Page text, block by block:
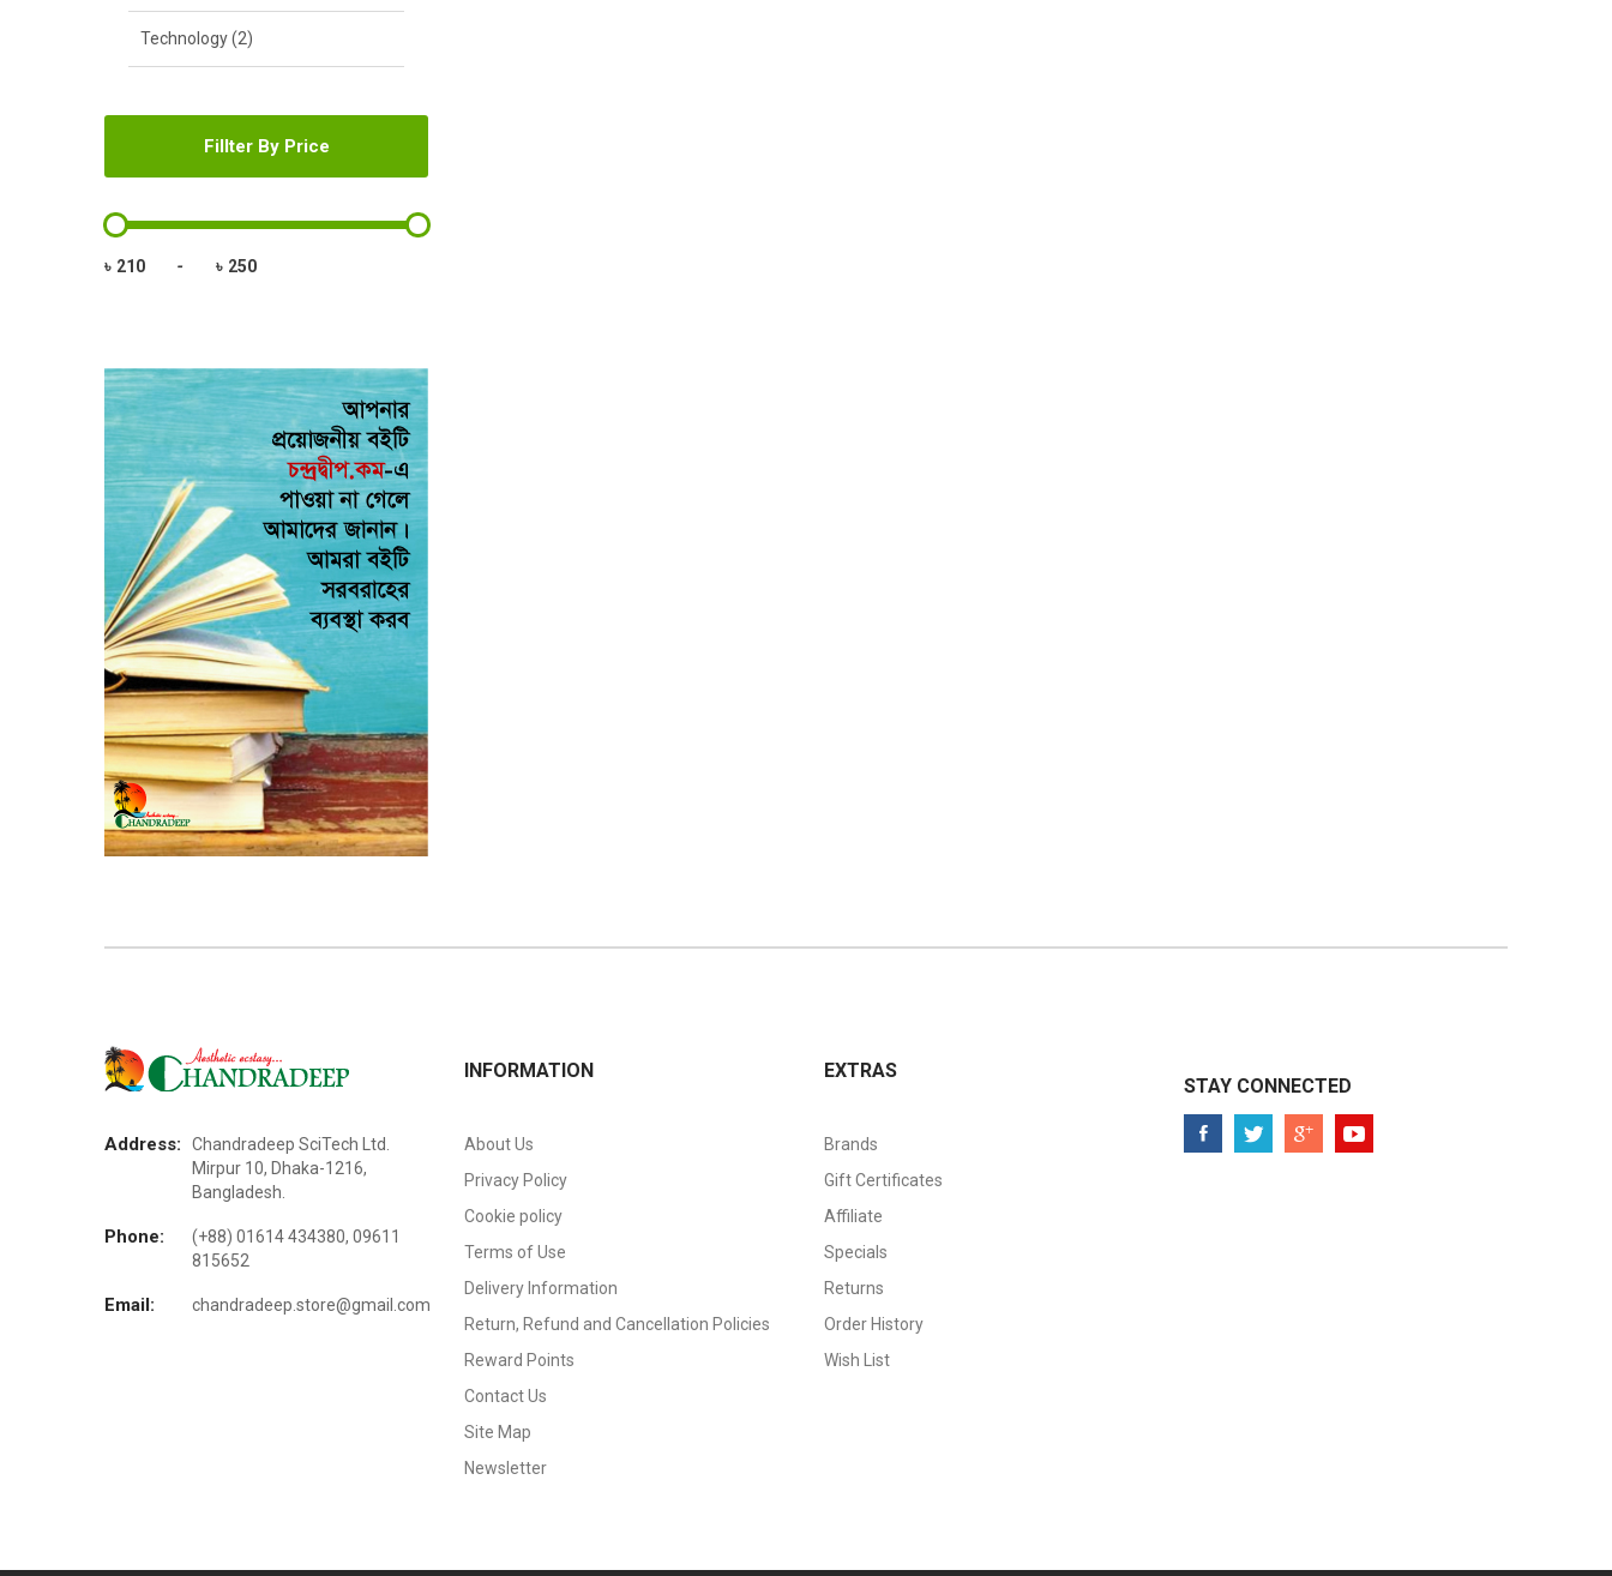
Fillter By Price
৳ - ৳
Technology (2)
Address:
Chandradeep SciTech Ltd.
Mirpur 10, Dhaka-1216,
Bangladesh.
Phone:
(+88) 01614 434380, 09611
815652
Email: chandradeep.store@gmail.com
INFORMATION
About Us
Privacy Policy
Cookie policy
Terms of Use
Delivery Information
Return, Refund and Cancellation Policies
Reward Points
Contact Us
Site Map
Newsletter
EXTRAS
Brands
Gift Certificates
Affiliate
Specials
Returns
Order History
Wish List
STAY CONNECTED